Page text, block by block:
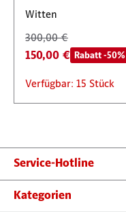
Witten
300,00 €
150,00 € Rabatt -50%
Verfügbar: 15 Stück
Service-Hotline
Kategorien